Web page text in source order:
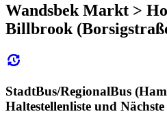
Wandsbek Markt >
Billbrook
StadtBus/RegionalBus
Haltestellenliste und